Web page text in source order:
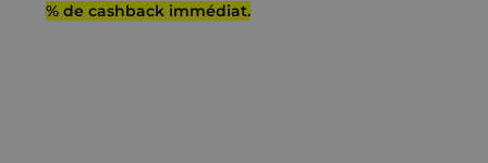
% de cashback immédiat.